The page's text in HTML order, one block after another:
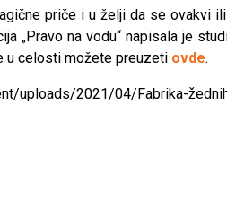
priče i u želji da se ovakvi
„Pravo na vodu“napisala je
u celosti možete preuzeti ovde.
2021/04/Fabrika-žednih-